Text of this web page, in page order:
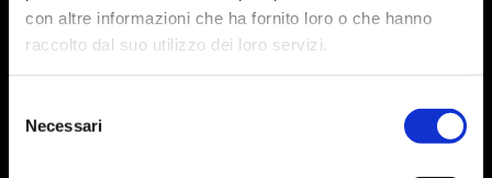
con altre informazioni che ha fornito loro o che hanno
raccolto dal suo utilizzo dei loro servizi.
delNecessari